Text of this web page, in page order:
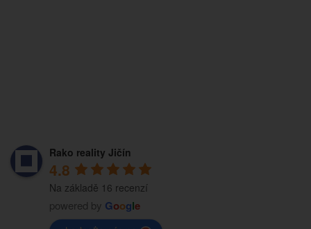
Rako reality Jičín
4.8
Na základě 16 recenzí
powered by Google